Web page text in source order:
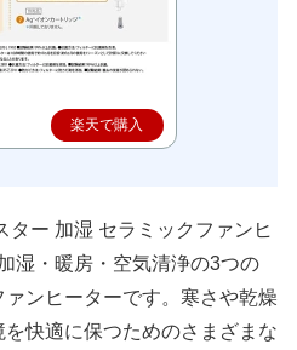
楽天で購入
ター 加湿 セラミックファンヒ
湿・暖房・空気清浄の3つの
ンヒーターです。寒さや乾燥
快適に保つためのさまざまな